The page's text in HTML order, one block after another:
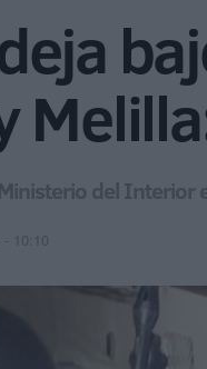
del
10:10